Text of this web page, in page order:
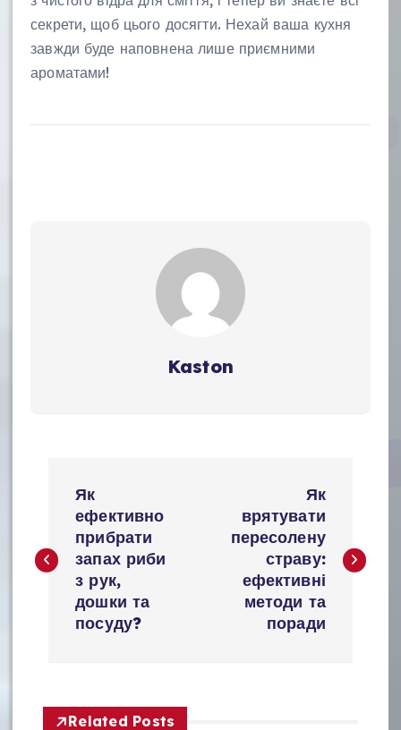
секрети, щоб цього досягти. Нехай ваша кухня
завжди буде наповнена лише приємними
ароматами!
Kaston
в
Як
ефективно
прибрати
запах риби
з рук,
дошки та
посуду?
Як
врятувати
пересолену
страву:
ефективні
методи та
поради
Related Posts